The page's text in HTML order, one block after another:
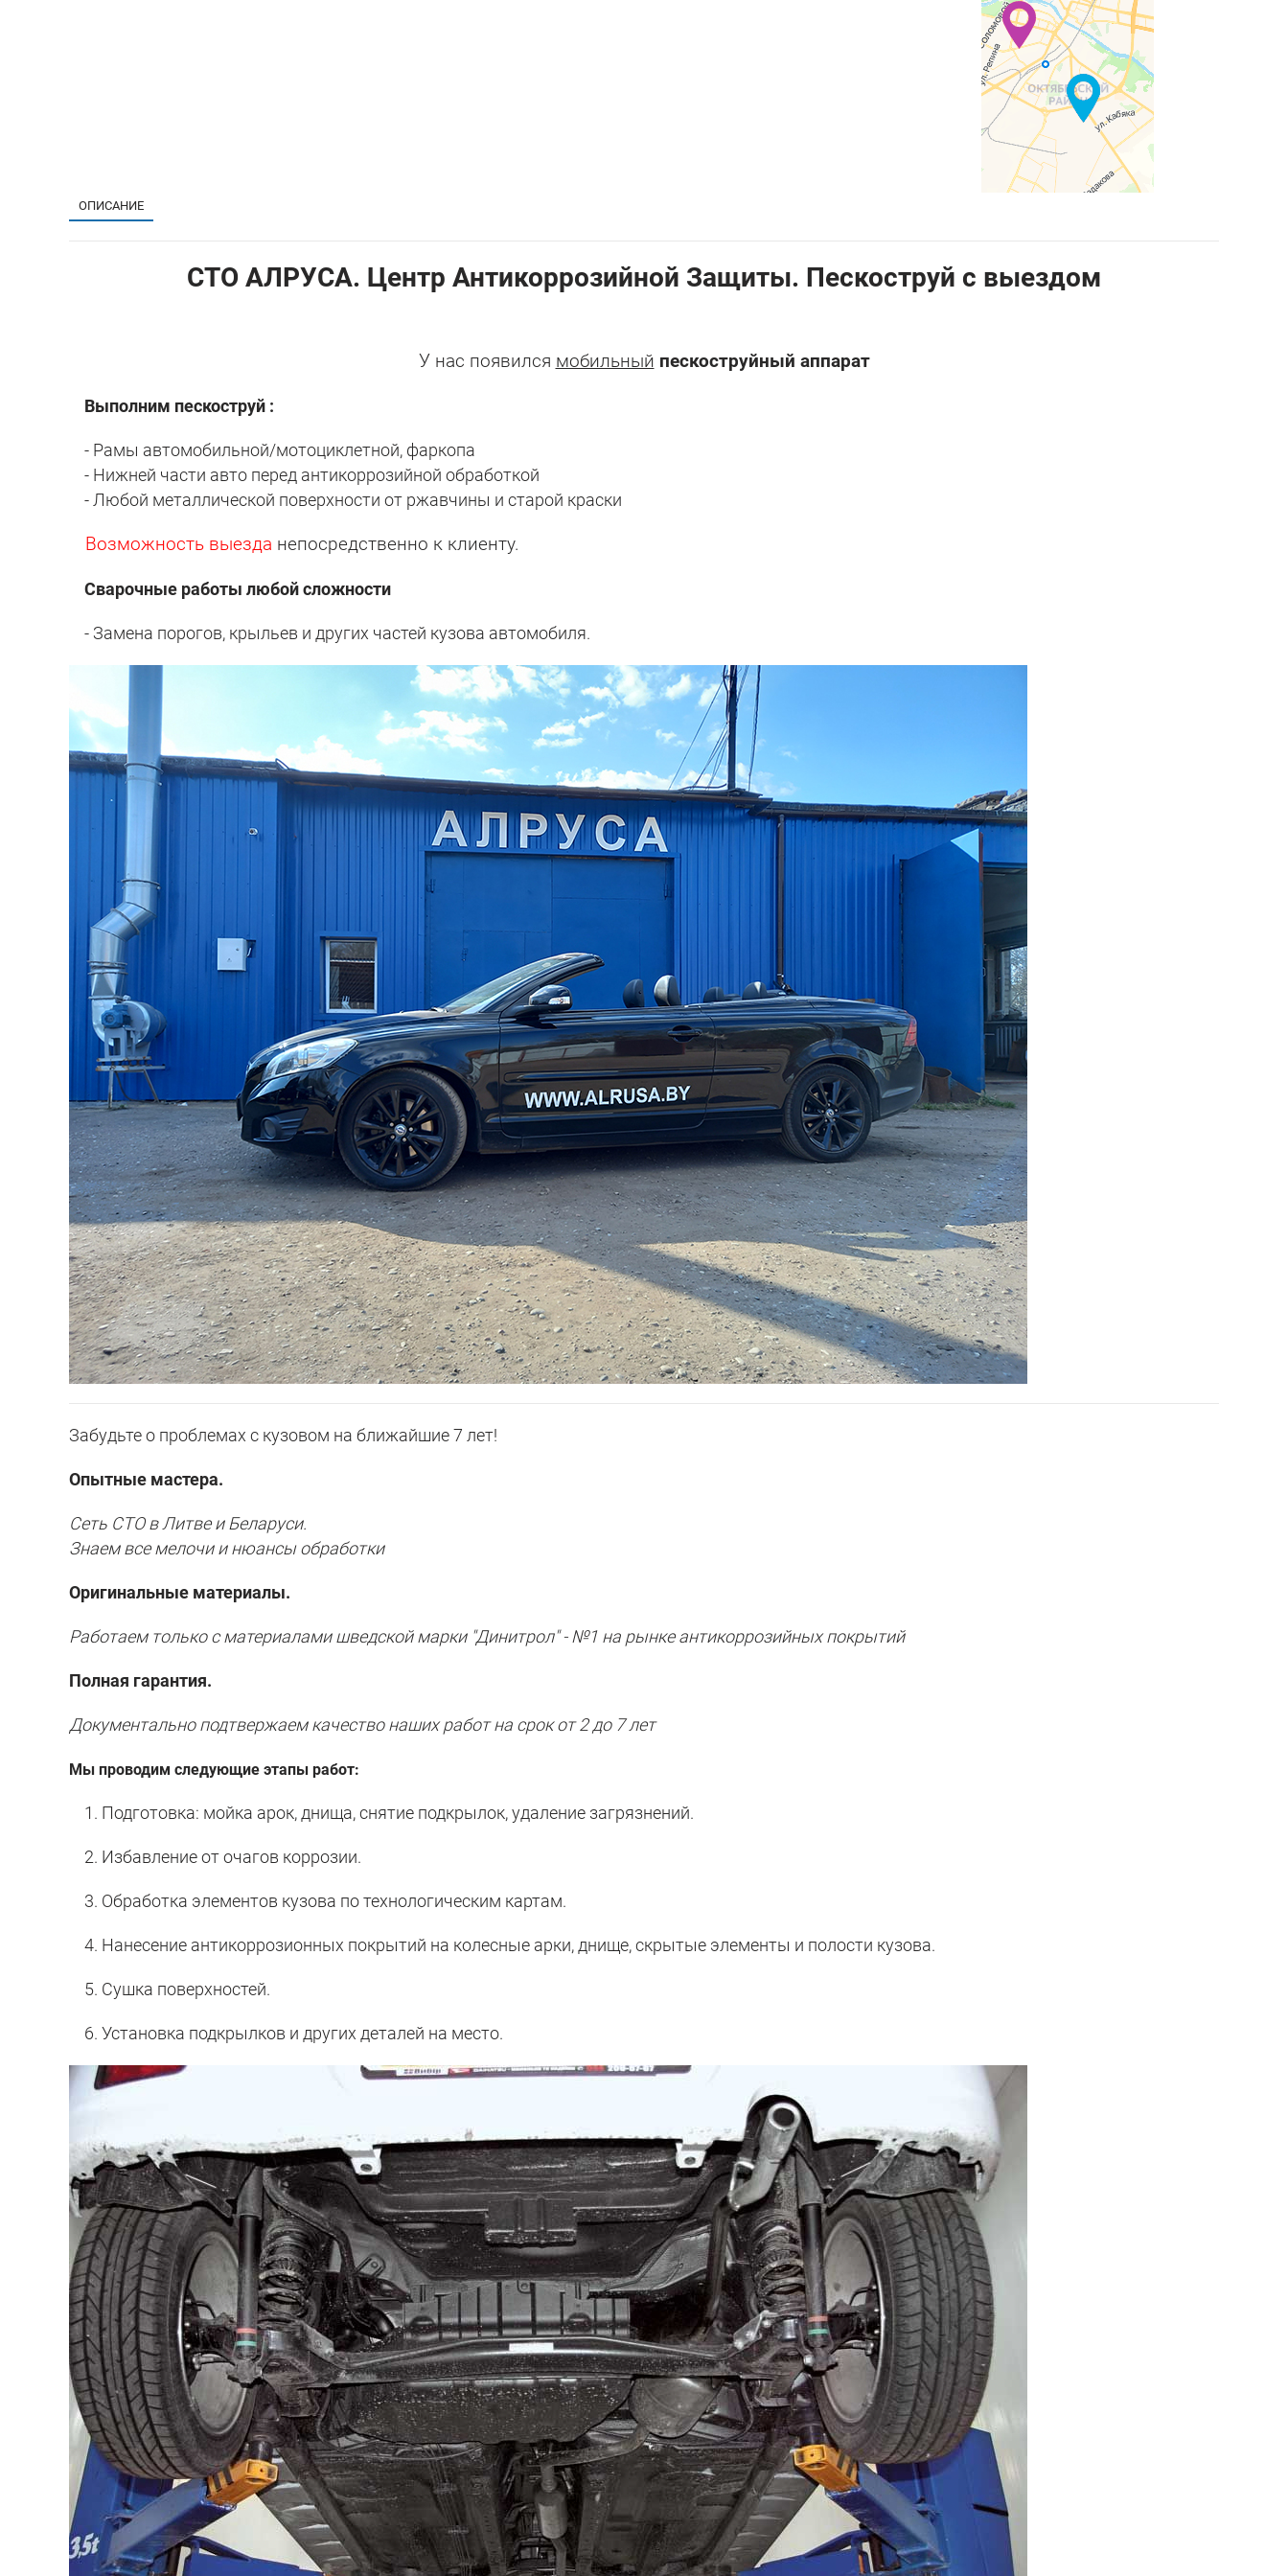
ОПИСАНИЕ
СТО АЛРУСА. Центр Антикоррозийной Защиты. Пескоструй с выездом
У нас появился мобильный пескоструйный аппарат
Выполним пескоструй :
- Рамы автомобильной/мотоциклетной, фаркопа
- Нижней части авто перед антикоррозийной обработкой
- Любой металлической поверхности от ржавчины и старой краски
Возможность выезда непосредственно к клиенту.
Сварочные работы любой сложности
- Замена порогов, крыльев и других частей кузова автомобиля.
Забудьте о проблемах с кузовом на ближайшие 7 лет!
Опытные мастера.
Сеть СТО в Литве и Беларуси.
Знаем все мелочи и нюансы обработки
Оригинальные материалы.
Работаем только с материалами шведской марки "Динитрол" - №1 на рынке антикоррозийных покрытий
Полная гарантия.
Документально подтвержаем качество наших работ на срок от 2 до 7 лет
Мы проводим следующие этапы работ:
1. Подготовка: мойка арок, днища, снятие подкрылок, удаление загрязнений.
2. Избавление от очагов коррозии.
3. Обработка элементов кузова по технологическим картам.
4. Нанесение антикоррозионных покрытий на колесные арки, днище, скрытые элементы и полости кузова.
5. Сушка поверхностей.
6. Установка подкрылков и других деталей на место.